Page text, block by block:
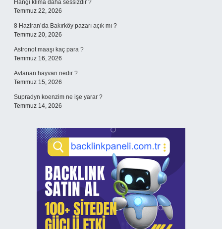
Hangi klima daha sessizdir ?
Temmuz 22, 2026
8 Haziran’da Bakırköy pazarı açık mı ?
Temmuz 20, 2026
Astronot maaşı kaç para ?
Temmuz 16, 2026
Avlanan hayvan nedir ?
Temmuz 15, 2026
Supradyn koenzim ne işe yarar ?
Temmuz 14, 2026